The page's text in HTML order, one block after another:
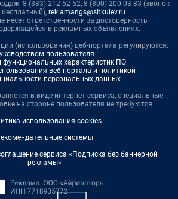
8 (383) 212-52-52, 8 (800) 200-03-83 (звонок
бесплатный), reklamangs@shkulev.ru
несет ответственности за достоверность
в рекламных объявлениях.
(использования) веб-портала регулируются:
пользователя
функциональных характеристик ПО
веб-портала и политикой
персональных данных
в виде интернет-сервиса, специальные
на стороне пользователя не требуются
использования cookies
системы
сервиса «Подписка без баннерной
рекламы»